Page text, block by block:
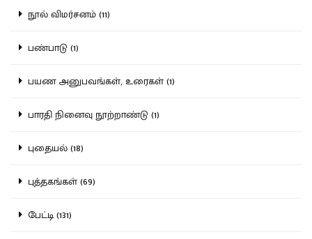
நூல் விமர்சனம் (11)
பண்பாடு (1)
பயண அனுபவங்கள், உரைகள் (1)
பாரதி நினைவு நூற்றாண்டு (1)
புதையல் (18)
புத்தகங்கள் (69)
பேட்டி (131)